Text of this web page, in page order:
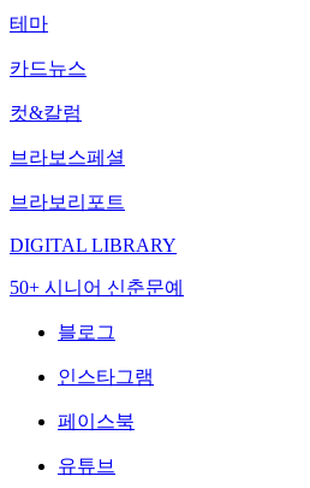
테마
카드뉴스
컷&칼럼
브라보스페셜
브라보리포트
DIGITAL LIBRARY
50+ 시니어 신춘문예
블로그
인스타그램
페이스북
유튜브